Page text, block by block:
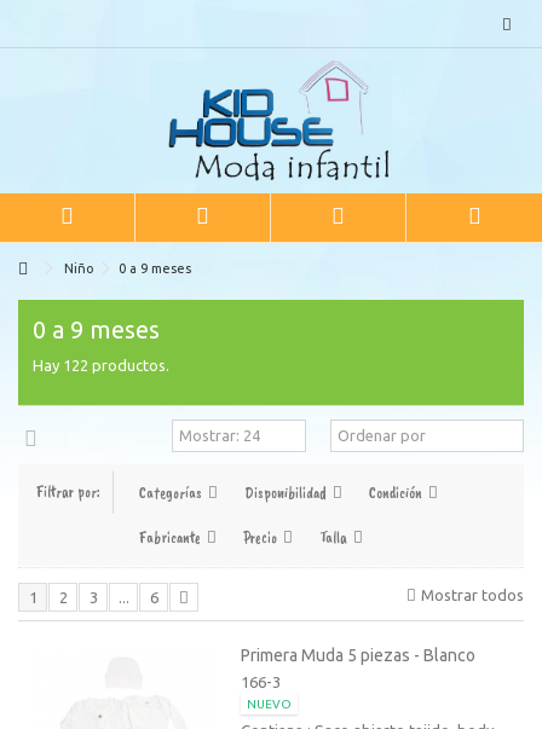
Niño 0 a 9 meses
0 a 9 meses
Hay 122 productos.
Filtrar por: Categorías Disponibilidad Condición
Fabricante Precio Talla
Mostrar todos
1 2 3 ... 6
Primera Muda 5 piezas - Blanco
166-3
NUEVO